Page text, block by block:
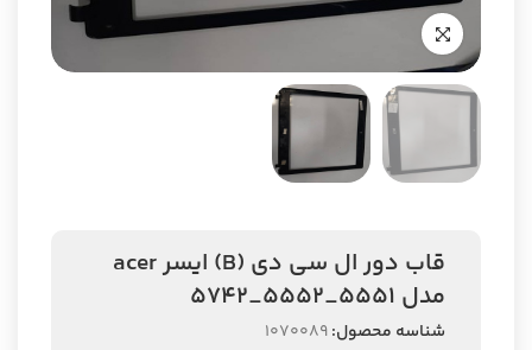
قاب دور ال سی دی (B) ایسر acer
مدل 5551_5552_5742
شناسه محصول:1070089